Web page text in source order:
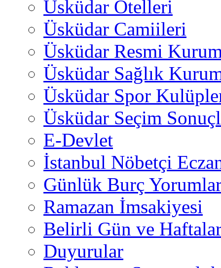
Üsküdar Otelleri
Üsküdar Camiileri
Üsküdar Resmi
Üsküdar Sağlık
Üsküdar Spor
Üsküdar Seçim
E-Devlet
İstanbul Nöbetçi
Günlük Burç
Ramazan İmsakiyesi
Belirli Gün ve
Duyurular